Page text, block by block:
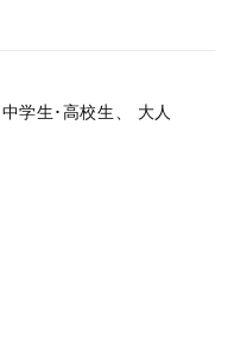
学生･高校生、 大人